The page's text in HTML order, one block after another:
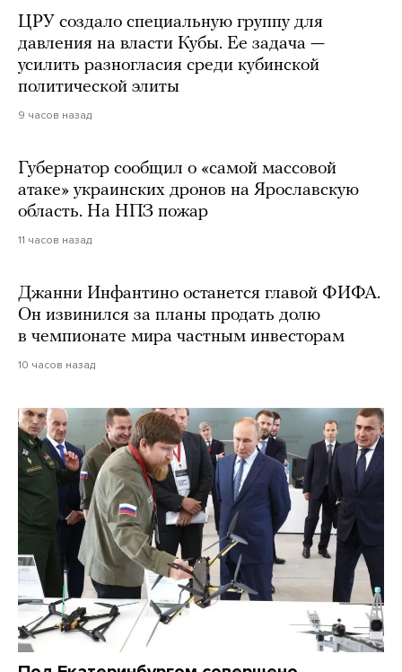
ЦРУ создало специальную группу для
давления на власти Кубы. Ее задача —
усилить разногласия среди кубинской
политической элиты
9 часов назад
Губернатор сообщил о «самой массовой
атаке» украинских дронов на Ярославскую
область. На НПЗ пожар
11 часов назад
Джанни Инфантино останется главой ФИФА.
Он извинился за планы продать долю
в чемпионате мира частным инвесторам
10 часов назад